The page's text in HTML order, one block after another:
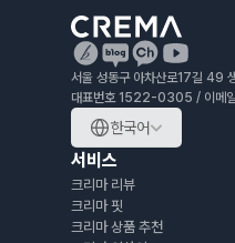
서울 성동구 아차산로17길 49
대표번호 1522-0305 / 이메
한국어
서비스
크리마 리뷰
크리마 핏
크리마 상품 추천